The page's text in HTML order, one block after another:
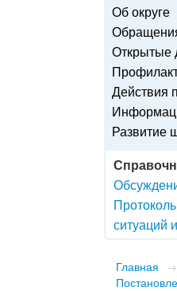
Об округе
Открытые
Развитие
ситуаций
Главная →